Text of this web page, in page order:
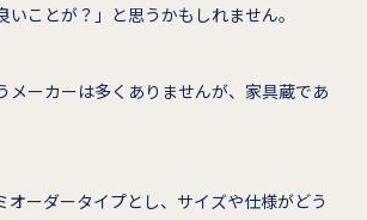
いことが？」と思うかもしれません。
メーカーは多くありませんが、家具蔵であ
オーダータイプとし、サイズや仕様がどう